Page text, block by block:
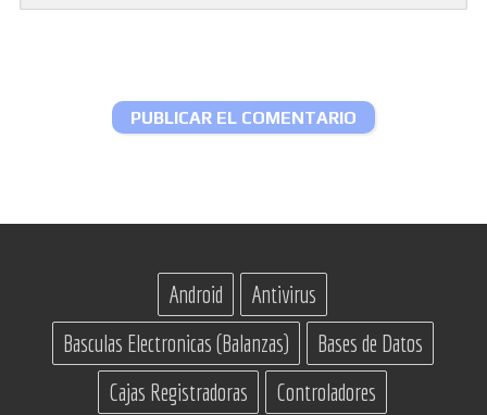
Android
Antivirus
Basculas Electronicas (Balanzas)
Bases de Datos
Cajas Registradoras
Controladores